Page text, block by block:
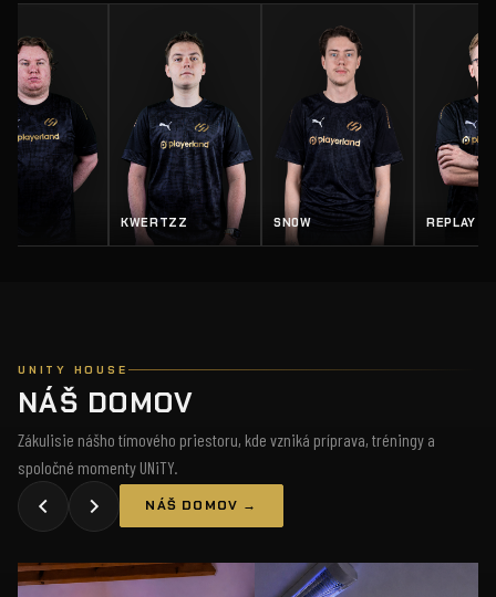
KWERTZZ SN0W REPLAY
UNITY HOUSE
NÁŠ DOMOV
Zákulisie nášho tímového priestoru, kde vzniká príprava, tréningy a
spoločné momenty UNiTY.
NÁŠ DOMOV →